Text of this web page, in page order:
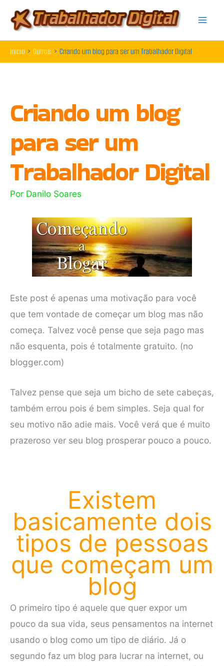
para
o
conteúdo
Início Outros Criando um blog para ser um Trabalhador Digital
Criando um blog
para ser um
Trabalhador Digital
Por Danilo Soares
Este post é apenas uma motivação para você
que tem vontade de começar um blog mas não
começa. Talvez você pense que seja pago mas
não esquenta, pois é totalmente gratuito. (no
blogger.com)
Talvez pense que seja um bicho de sete cabeças,
também errou pois é bem simples. Seja qual for
seu motivo não adie mais. Você verá que é muito
prazeroso ver seu blog prosperar pouco a pouco.
Existem
basicamente dois
tipos de pessoas
que começam um
blog
O primeiro tipo é aquele que quer expor um
pouco da sua vida, seus pensamentos na internet
usando o blog como um tipo de diário. Já o
segundo faz um blog para lucrar na internet, ou